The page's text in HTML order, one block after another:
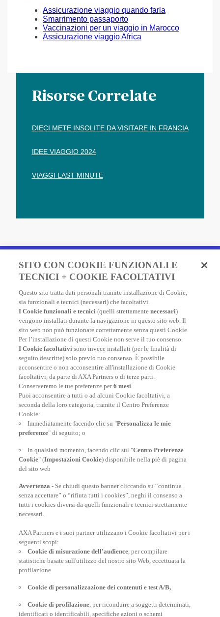
Assicurazione viaggio quando farla
Smarrimento passaporto
Vaccinazioni per un viaggio in Marocco
Assicurazione viaggio Africa
Risorse Correlate
DIECI METE INSOLITE DA VISITARE IN FRANCIA
IDEE VIAGGIO 2024
VIAGGI LAST MINUTE
Fai un preventivo e acquista
in due minuti!
Assicurazione Viaggio AXA: scegli e acquista online la
migliore polizza, economica e completa, per viaggiare
nel mondo.
FAI UN PREVENTIVO
Al tuo fianco, ogni giorno
POLIZZE VIAGGIO
INFORMAZIONI UTILI
SITO CON COOKIE FUNZIONALI E
TECNICI + COOKIE FACOLTATIVI
Questo sito tratta dati personali tramite installazione di Cookie,
sia funzionali e tecnici (necessari) che facoltativi.
I Cookie funzionali e tecnici (quelli strettamentenecessari)
vengono installati durante la navigazione in questo sito web. Il
sito web non può funzionare correttamente senza questi Cookie.
Per l’installazione di questi Cookie non serve il tuo consenso.
I Cookie facoltativi sono invece installati (per le finalità di
seguito descritte) solo previo tuo consenso. È possibile
acconsentire o non acconsentire all'installazione di Cookie
facoltativi, da parte di AXA Partners o di terze parti.
Conserveremo le tue preferenze per6 mesi.
Puoi acconsentire a tutti o ad alcuni Cookie facoltativi, a
seconda della loro categoria, tramite il Centro Preferenze
Cookie:
Immediatamente facendo clic su "Personalizza le mie
preferenze" di seguito; o
In qualsiasi momento, facendo clic sul "Centro Preferenze
Cookie" (Impostazioni Cookie) disponibile nella piè di pagina
del sito web
Avvertenza - Se chiudi questo banner cliccando su “continua
senza accettare” o “rifiuta tutti i cookies”, neghi il consenso a
tutti i cookies diversi da quelli funzionali e tecnici strettamente
necessari.
AXA Partners e i suoi partner utilizzano i Cookie facoltativi per i
seguenti scopi:
Cookie di misurazione dell'audience, per compilare
statistiche basate sull'utilizzo del nostro sito Web, eccettuata la
profilazione
Cookie di personalizzazione dei contenuti e test A/B,
Cookie di profilazione, per ricondurre a soggetti determinati,
identificati o identificabili, specifiche azioni o schemi